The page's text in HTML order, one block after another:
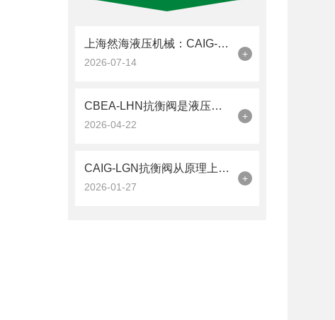
上海然海液压机械：CAIG-LGN抗衡阀的品质之选——实测数据解析
2026-07-14
+
CBEA-LHN抗衡阀是液压系统中的平衡卫士
2026-04-22
+
CAIG-LGN抗衡阀从原理上可分解为以下三个层面
2026-01-27
+